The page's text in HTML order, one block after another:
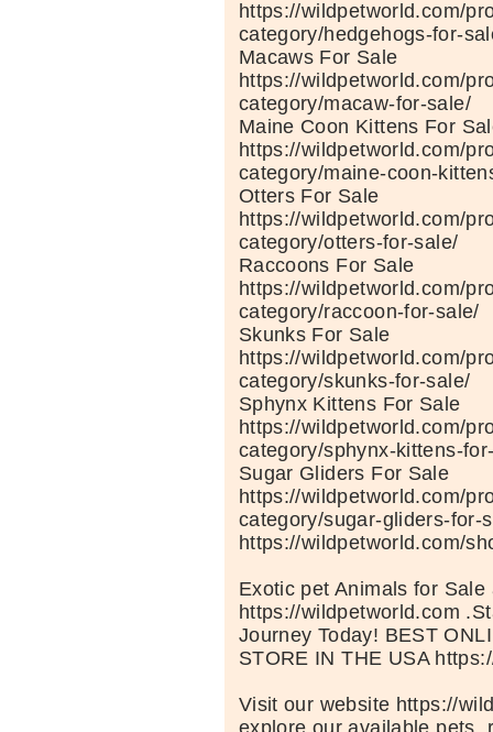
https://wildpetworld.com/
category/hedgehogs-for-
Macaws For Sale
https://wildpetworld.com/
category/macaw-for-sale/
Maine Coon Kittens For
https://wildpetworld.com/
category/maine-coon-
Otters For Sale
https://wildpetworld.com/
category/otters-for-sale/
Raccoons For Sale
https://wildpetworld.com/
category/raccoon-for-sale/
Skunks For Sale
https://wildpetworld.com/
category/skunks-for-sale/
Sphynx Kittens For Sale
https://wildpetworld.com/
category/sphynx-kittens-
Sugar Gliders For Sale
https://wildpetworld.com/
category/sugar-gliders-for-
https://wildpetworld.com/
Exotic pet Animals for Sale
https://wildpetworld.com
Journey Today! BEST
STORE IN THE USA
Visit our website https://
explore our available pets,